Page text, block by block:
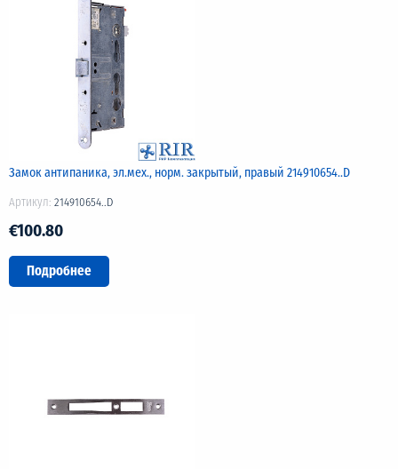
Замок антипаника, эл.мех., норм. закрытый, правый 214910654..D
Артикул: 214910654..D
€100.80
Подробнее